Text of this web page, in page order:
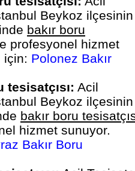
Beykoz ilçesinin
bakır boru
profesyonel hizmet
için: Polonez Bakır
tesisatçısı: Acil
Beykoz ilçesinin
bakır boru
hizmet sunuyor.
Bakır Boru